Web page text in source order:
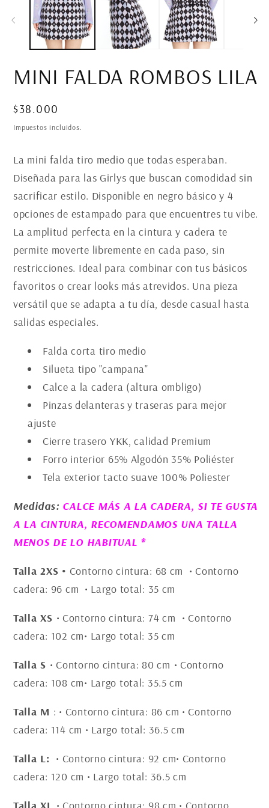
una
ventana
MINI FALDA ROMBOS LILA
Precio
habitual
$38.000
Impuestos incluidos.
La mini falda tiro medio que todas esperaban.
Diseñada para las Girlys que buscan comodidad sin
sacrificar estilo. Disponible en negro básico y 4
opciones de estampado para que encuentres tu vibe.
La amplitud perfecta en la cintura y cadera te
permite moverte libremente en cada paso, sin
restricciones. Ideal para combinar con tus básicos
favoritos o crear looks más atrevidos. Una pieza
versátil que se adapta a tu día, desde casual hasta
salidas especiales.
Falda corta tiro medio
Silueta tipo "campana"
Calce a la cadera (altura ombligo)
Pinzas delanteras y traseras para mejor
ajuste
Cierre trasero YKK, calidad Premium
Forro interior 65% Algodón 35% Poliéster
Tela exterior tacto suave 100% Poliester
Medidas: CALCE MÁS A LA CADERA, SI TE GUSTA
A LA CINTURA, RECOMENDAMOS UNA TALLA
MENOS DE LO HABITUAL *
Talla 2XS • Contorno cintura: 68 cm • Contorno
cadera: 96 cm • Largo total: 35 cm
Talla XS • Contorno cintura: 74 cm • Contorno
cadera: 102 cm• Largo total: 35 cm
Talla S • Contorno cintura: 80 cm • Contorno
cadera: 108 cm• Largo total: 35.5 cm
Talla M : • Contorno cintura: 86 cm • Contorno
cadera: 114 cm • Largo total: 36.5 cm
Talla L: • Contorno cintura: 92 cm• Contorno
cadera: 120 cm • Largo total: 36.5 cm